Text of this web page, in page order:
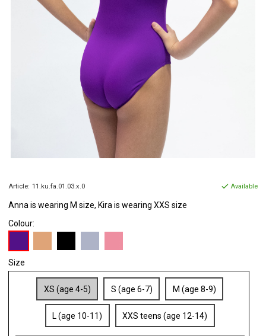
Article: 11.ku.fa.01.03.x.0 Available
Anna is wearing M size, Kira is wearing XXS size
Colour:
Size
XS (age 4-5) S (age 6-7) M (age 8-9)
L (age 10-11) XXS teens (age 12-14)